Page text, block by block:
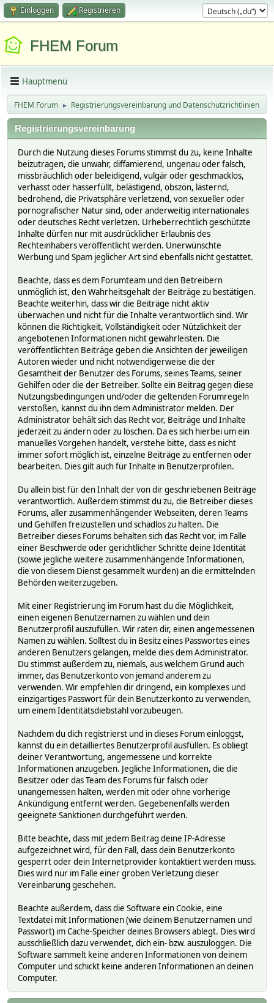
Einloggen Registrieren
FHEM Forum
Hauptmenü
FHEM Forum ► Registrierungsvereinbarung und Datenschutzrichtlinien
Registrierungsvereinbarung
Durch die Nutzung dieses Forums stimmst du zu, keine Inhalte
beizutragen, die unwahr, diffamierend, ungenau oder falsch,
missbräuchlich oder beleidigend, vulgär oder geschmacklos,
verhasst oder hasserfüllt, belästigend, obszön, lästernd,
bedrohend, die Privatsphäre verletzend, von sexueller oder
pornografischer Natur sind, oder anderweitig internationales
oder deutsches Recht verletzen. Urheberrechtlich geschützte
Inhalte dürfen nur mit ausdrücklicher Erlaubnis des
Rechteinhabers veröffentlicht werden. Unerwünschte
Werbung und Spam jeglicher Art sind ebenfalls nicht gestattet.
Beachte, dass es dem Forumteam und den Betreibern
unmöglich ist, den Wahrheitsgehalt der Beiträge zu bestätigen.
Beachte weiterhin, dass wir die Beiträge nicht aktiv
überwachen und nicht für die Inhalte verantwortlich sind. Wir
können die Richtigkeit, Vollständigkeit oder Nützlichkeit der
angebotenen Informationen nicht gewährleisten. Die
veröffentlichten Beiträge geben die Ansichten der jeweiligen
Autoren wieder und nicht notwendigerweise die der
Gesamtheit der Benutzer des Forums, seines Teams, seiner
Gehilfen oder die der Betreiber. Sollte ein Beitrag gegen diese
Nutzungsbedingungen und/oder die geltenden Forumregeln
verstoßen, kannst du ihn dem Administrator melden. Der
Administrator behält sich das Recht vor, Beiträge und Inhalte
jederzeit zu ändern oder zu löschen. Da es sich hierbei um ein
manuelles Vorgehen handelt, verstehe bitte, dass es nicht
immer sofort möglich ist, einzelne Beiträge zu entfernen oder
bearbeiten. Dies gilt auch für Inhalte in Benutzerprofilen.
Du allein bist für den Inhalt der von dir geschriebenen Beiträge
verantwortlich. Außerdem stimmst du zu, die Betreiber dieses
Forums, aller zusammenhängender Webseiten, deren Teams
und Gehilfen freizustellen und schadlos zu halten. Die
Betreiber dieses Forums behalten sich das Recht vor, im Falle
einer Beschwerde oder gerichtlicher Schritte deine Identität
(sowie jegliche weitere zusammenhängende Informationen,
die von diesem Dienst gesammelt wurden) an die ermittelnden
Behörden weiterzugeben.
Mit einer Registrierung im Forum hast du die Möglichkeit,
einen eigenen Benutzernamen zu wählen und dein
Benutzerprofil auszufüllen. Wir raten dir, einen angemessenen
Namen zu wählen. Solltest du in Besitz eines Passwortes eines
anderen Benutzers gelangen, melde dies dem Administrator.
Du stimmst außerdem zu, niemals, aus welchem Grund auch
immer, das Benutzerkonto von jemand anderem zu
verwenden. Wir empfehlen dir dringend, ein komplexes und
einzigartiges Passwort für dein Benutzerkonto zu verwenden,
um einem Identitätsdiebstahl vorzubeugen.
Nachdem du dich registrierst und in dieses Forum einloggst,
kannst du ein detailliertes Benutzerprofil ausfüllen. Es obliegt
deiner Verantwortung, angemessene und korrekte
Informationen anzugeben. Jegliche Informationen, die die
Besitzer oder das Team des Forums für falsch oder
unangemessen halten, werden mit oder ohne vorherige
Ankündigung entfernt werden. Gegebenenfalls werden
geeignete Sanktionen durchgeführt werden.
Bitte beachte, dass mit jedem Beitrag deine IP-Adresse
aufgezeichnet wird, für den Fall, dass dein Benutzerkonto
gesperrt oder dein Internetprovider kontaktiert werden muss.
Dies wird nur im Falle einer groben Verletzung dieser
Vereinbarung geschehen.
Beachte außerdem, dass die Software ein Cookie, eine
Textdatei mit Informationen (wie deinem Benutzernamen und
Passwort) im Cache-Speicher deines Browsers ablegt. Dies wird
ausschließlich dazu verwendet, dich ein- bzw. auszuloggen. Die
Software sammelt keine anderen Informationen von deinem
Computer und schickt keine anderen Informationen an deinen
Computer.